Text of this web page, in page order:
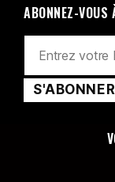
ABONNEZ-VOUS